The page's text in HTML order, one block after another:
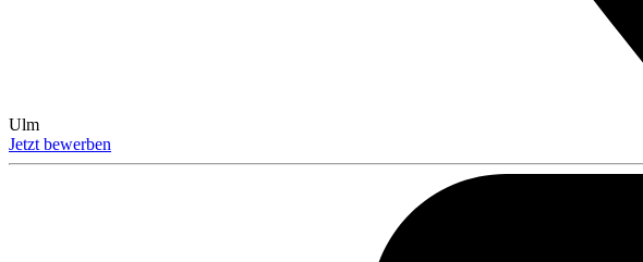
Ulm
Jetzt bewerben